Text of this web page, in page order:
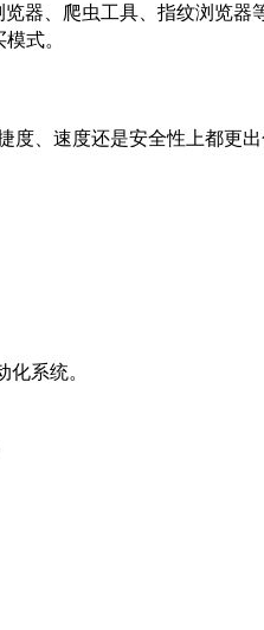
器、爬虫工具、指纹浏览器
式。
、速度还是安全性上都更出
化系统。